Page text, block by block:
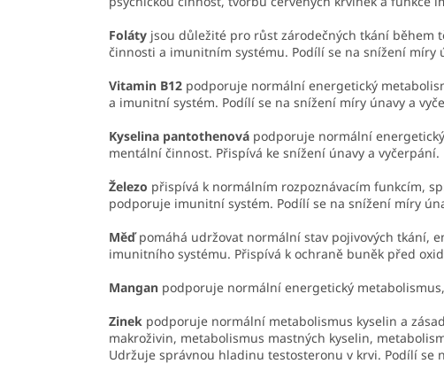
Foláty jsou důležité pro růst zárodečných tkání během
činnosti a imunitním systému. Podílí se na snížení míry
Vitamin B12 podporuje normální energetický
a imunitní systém. Podílí se na snížení míry únavy a
Kyselina pantothenová podporuje normální
mentální činnost. Přispívá ke snížení únavy a vyčerpání.
Železo přispívá k normálním rozpoznávacím funkcím,
podporuje imunitní systém. Podílí se na snížení míry
Měďpomáhá udržovat normální stav pojivových tkání,
imunitního systému. Přispívá k ochraně buněk před
Mangan podporuje normální energetický
Zinek podporuje normální metabolismus kyselin a
makroživin, metabolismus mastných kyselin,
Udržuje správnou hladinu testosteronu v krvi. Podílí